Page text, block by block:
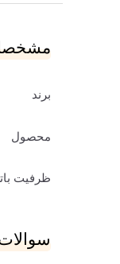
برند
محصول
ظرفیت